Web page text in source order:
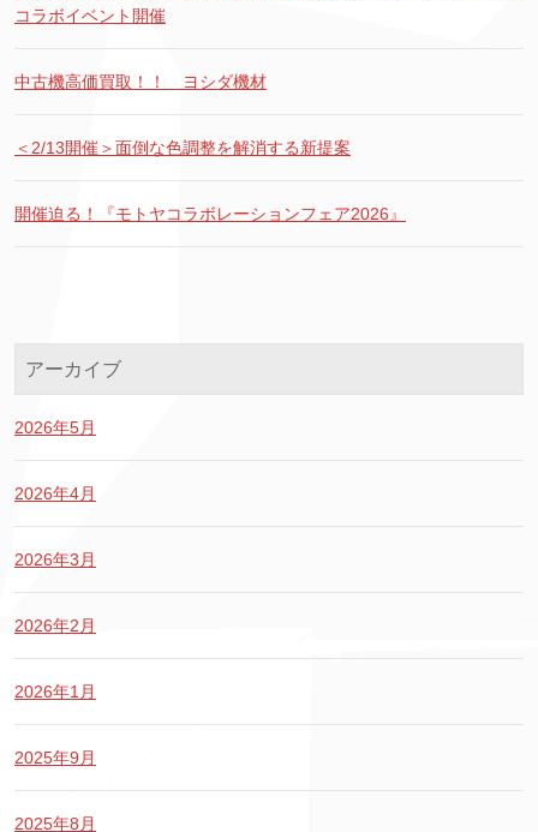
コラボイベント開催
中古機高価買取！！ ヨシダ機材
＜2/13開催＞面倒な色調整を解消する新提案
開催迫る！『モトヤコラボレーションフェア2026』
アーカイブ
2026年5月
2026年4月
2026年3月
2026年2月
2026年1月
2025年9月
2025年8月